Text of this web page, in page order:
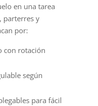
en una tarea
parterres y
por:
con rotación
según
para fácil